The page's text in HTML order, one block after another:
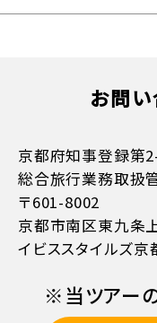
お支
11日目に当た
10日目に当た
お問
京都府知事登録第
総合旅行業務取扱
〒601-8002
京都市南区東九条
イビススタイルズ京
※当ツアー